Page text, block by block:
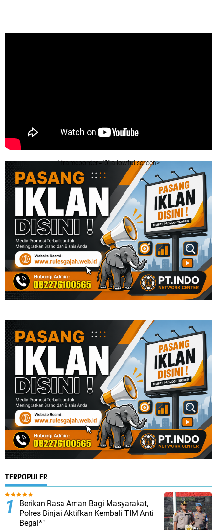
" frameborder="0" allowfullscreen>
TERPOPULER
Berikan Rasa Aman Bagi Masyarakat,
Polres Binjai Aktifkan Kembali TIM Anti
Begal*"